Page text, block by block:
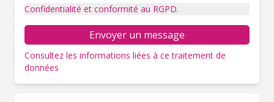
Confidentialité et conformité au RGPD.
Envoyer un message
Consultez les informations liées à ce traitement de
données